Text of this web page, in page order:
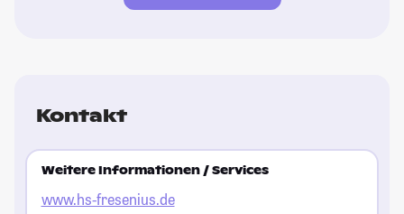
Kontakt
Weitere Informationen / Services
www.hs-fresenius.de